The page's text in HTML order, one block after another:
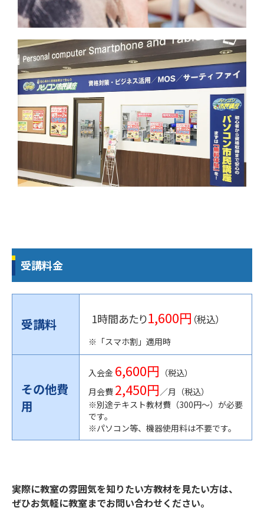
受講料金
受講料 1時間あたり1,600円 （税込）
※「スマホ割」適用時
その他費
用
入会金 6,600円 （税込）
月会費 2,450円／月（税込）
※別途テキスト教材費（300円〜）が必要
です。
※パソコン等、機器使用料は不要です。
実際に教室の雰囲気を知りたい方教材を見たい方は、
ぜひお気軽に教室までお問い合わせください。